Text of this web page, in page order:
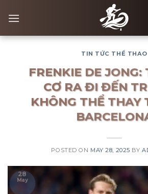
TIN TỨC THỂ THAO
FRENKIE DE JONG:
CƠ RA ĐI ĐẾN
KHÔNG THỂ THAY
POSTED ON MAY 28, 2025 BY
28
May